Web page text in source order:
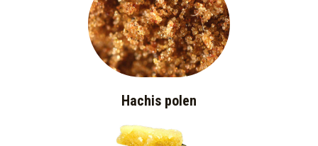
Hachis polen